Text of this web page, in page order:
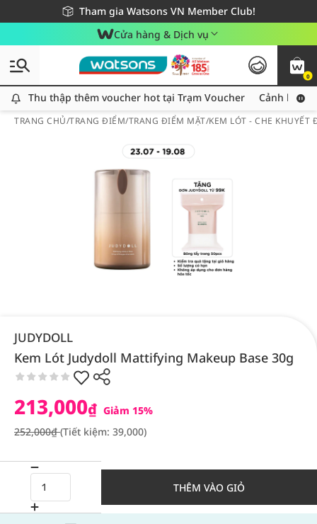
Tham gia Watsons VN Member Club!
Miễn phí giao hàng cho đơn hàng từ 249,000Đ
Giao hàng nhanh 24h - Áp dụng khu vực TP. Hồ Chí Minh
Cửa hàng & Dịch vụ
0
Thu thập thêm voucher hot tại Trạm Voucher
Thu thập thêm voucher hot tại Trạm Voucher Cảnh báo
TRANG CHỦ/TRANG ĐIỂM/TRANG ĐIỂM MẶT/KEM LÓT - CHE KHUYẾT
JUDYDOLL
Kem Lót Judydoll Mattifying Makeup Base 30g
213,000₫ Giảm 15%
252,000₫(Tiết kiệm: 39,000)
THÊM VÀO GIỎ